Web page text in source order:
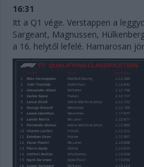
16:31
Itt a Q1 vége. Verstappen a
Sargeant, Magnussen,
a 16. helytől lefelé. Hamarosan